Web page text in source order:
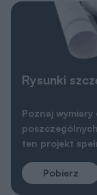
Rysunki
Poznaj wymiary
ten projekt
Pobierz